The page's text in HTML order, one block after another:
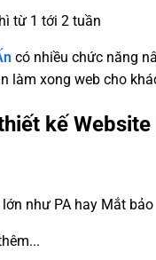
từ 1 tới 2 tuần
có nhiều chức năng
làm xong web cho
kế Website
như PA hay Mắt bảo